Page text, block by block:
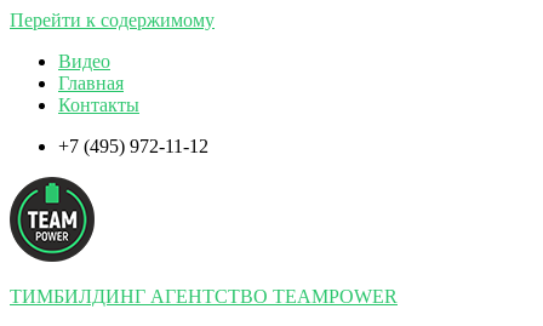
Перейти к содержимому
Видео
Главная
Контакты
+7 (495) 972-11-12
ТИМБИЛДИНГ АГЕНТСТВО TEAMPOWER